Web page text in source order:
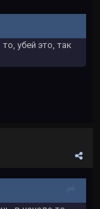
убей это, так